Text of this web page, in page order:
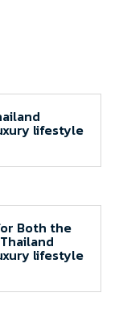
lifestyle
Both the
lifestyle